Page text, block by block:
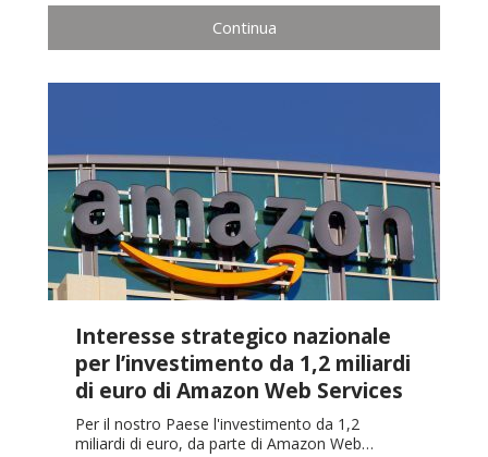
Continua
Interesse strategico nazionale
per l’investimento da 1,2 miliardi
di euro di Amazon Web Services
Per il nostro Paese l'investimento da 1,2
miliardi di euro, da parte di Amazon Web…